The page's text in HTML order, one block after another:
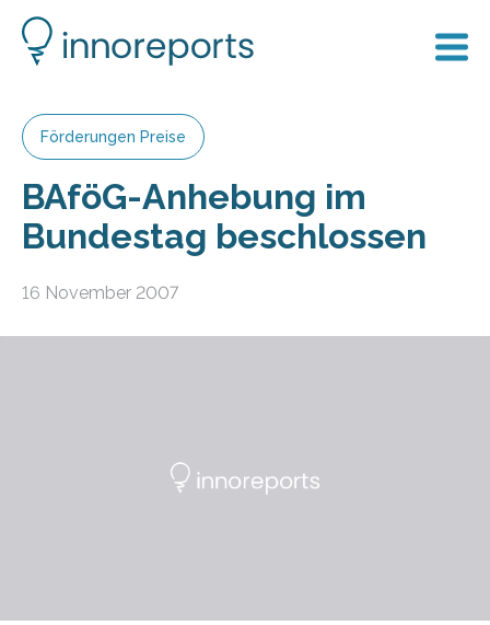
Förderungen Preise
BAföG-Anhebung im
Bundestag beschlossen
16 November 2007